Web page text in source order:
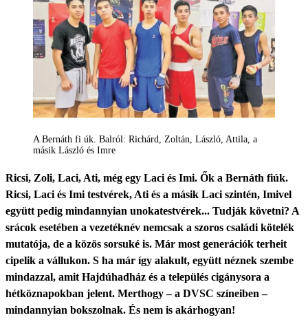
A Bernáth fi úk. Balról: Richárd, Zoltán, László, Attila, a
másik László és Imre
Ricsi, Zoli, Laci, Ati, még egy Laci és Imi. Ők a Bernáth fiúk.
Ricsi, Laci és Imi testvérek, Ati és a másik Laci szintén, Imivel
együtt pedig mindannyian unokatestvérek... Tudják követni? A
srácok esetében a vezetéknév nemcsak a szoros családi kötelék
mutatója, de a közös sorsuké is. Már most generációk terheit
cipelik a vállukon. S ha már így alakult, együtt néznek szembe
mindazzal, amit Hajdúhadház és a település cigánysora a
hétköznapokban jelent. Merthogy – a DVSC színeiben –
mindannyian bokszolnak. És nem is akárhogyan!